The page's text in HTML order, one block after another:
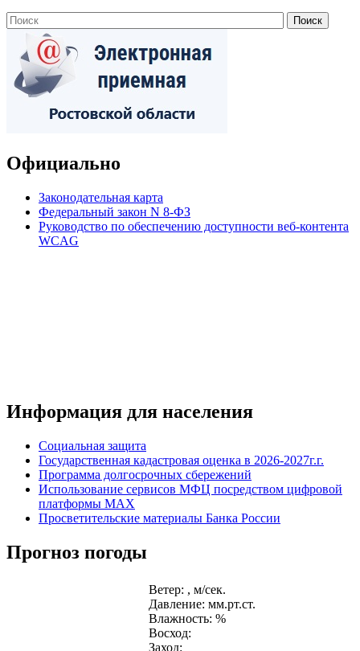
Официально
Законодательная карта
Федеральный закон N 8-ФЗ
Руководство по обеспечению доступности веб-контента
WCAG
Информация для населения
Социальная защита
Государственная кадастровая оценка в 2026-2027г.г.
Программа долгосрочных сбережений
Использование сервисов МФЦ посредством цифровой
платформы MAX
Просветительские материалы Банка России
Прогноз погоды
Ветер: , м/сек.
Давление: мм.рт.ст.
Влажность: %
Восход:
Заход: